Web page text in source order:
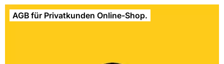
AGB für Privatkunden Online-Shop.